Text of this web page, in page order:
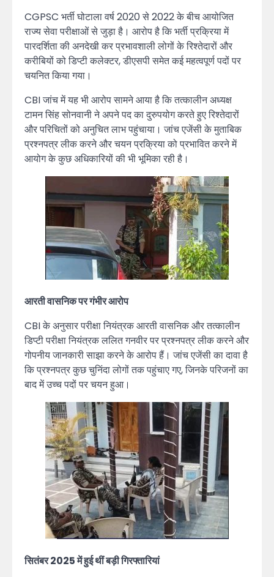
CGPSC भर्ती घोटाला वर्ष 2020 से 2022 के बीच आयोजित
राज्य सेवा परीक्षाओं से जुड़ा है। आरोप है कि भर्ती प्रक्रिया में
पारदर्शिता की अनदेखी कर प्रभावशाली लोगों के रिश्तेदारों और
करीबियों को डिप्टी कलेक्टर, डीएसपी समेत कई महत्वपूर्ण पदों पर
चयनित किया गया।
CBI जांच में यह भी आरोप सामने आया है कि तत्कालीन अध्यक्ष
टामन सिंह सोनवानी ने अपने पद का दुरुपयोग करते हुए रिश्तेदारों
और परिचितों को अनुचित लाभ पहुंचाया। जांच एजेंसी के मुताबिक
प्रश्नपत्र लीक करने और चयन प्रक्रिया को प्रभावित करने में
आयोग के कुछ अधिकारियों की भी भूमिका रही है।
आरती वासनिक पर गंभीर आरोप
CBI के अनुसार परीक्षा नियंत्रक आरती वासनिक और तत्कालीन
डिप्टी परीक्षा नियंत्रक ललित गनवीर पर प्रश्नपत्र लीक करने और
गोपनीय जानकारी साझा करने के आरोप हैं। जांच एजेंसी का दावा है
कि प्रश्नपत्र कुछ चुनिंदा लोगों तक पहुंचाए गए, जिनके परिजनों का
बाद में उच्च पदों पर चयन हुआ।
सितंबर 2025 में हुई थीं बड़ी गिरफ्तारियां